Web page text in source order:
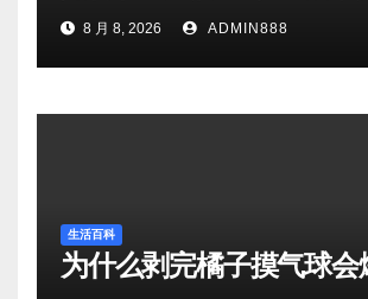
8 月 8, 2026 ADMIN888
生活百科
为什么剥完橘子摸气球会